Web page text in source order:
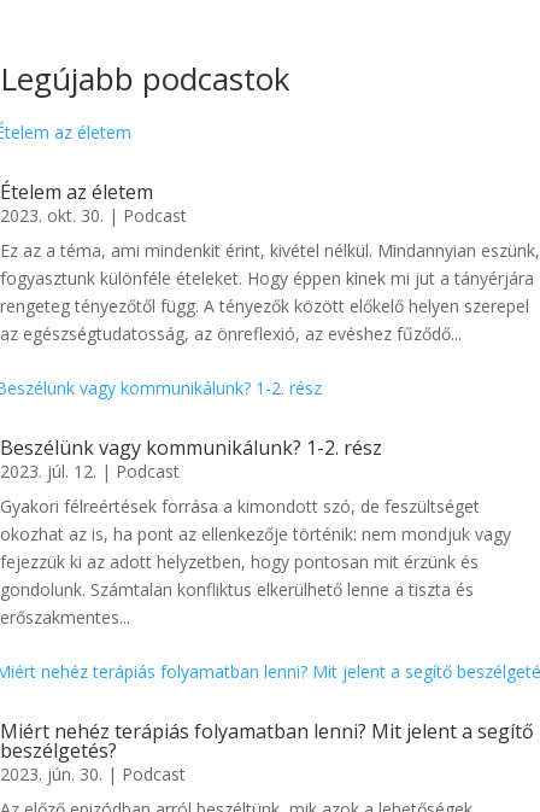
Legújabb podcastok
Ételem az életem
2023. okt. 30. | Podcast
Ez az a téma, ami mindenkit érint, kivétel nélkül. Mindannyian eszünk,
fogyasztunk különféle ételeket. Hogy éppen kinek mi jut a tányérjára
rengeteg tényezőtől függ. A tényezők között előkelő helyen szerepel
az egészségtudatosság, az önreflexió, az evéshez fűződő...
Beszélünk vagy kommunikálunk? 1-2. rész
2023. júl. 12. | Podcast
Gyakori félreértések forrása a kimondott szó, de feszültséget
okozhat az is, ha pont az ellenkezője történik: nem mondjuk vagy
fejezzük ki az adott helyzetben, hogy pontosan mit érzünk és
gondolunk. Számtalan konfliktus elkerülhető lenne a tiszta és
erőszakmentes...
Miért nehéz terápiás folyamatban lenni? Mit jelent a segítő
beszélgetés?
2023. jún. 30. | Podcast